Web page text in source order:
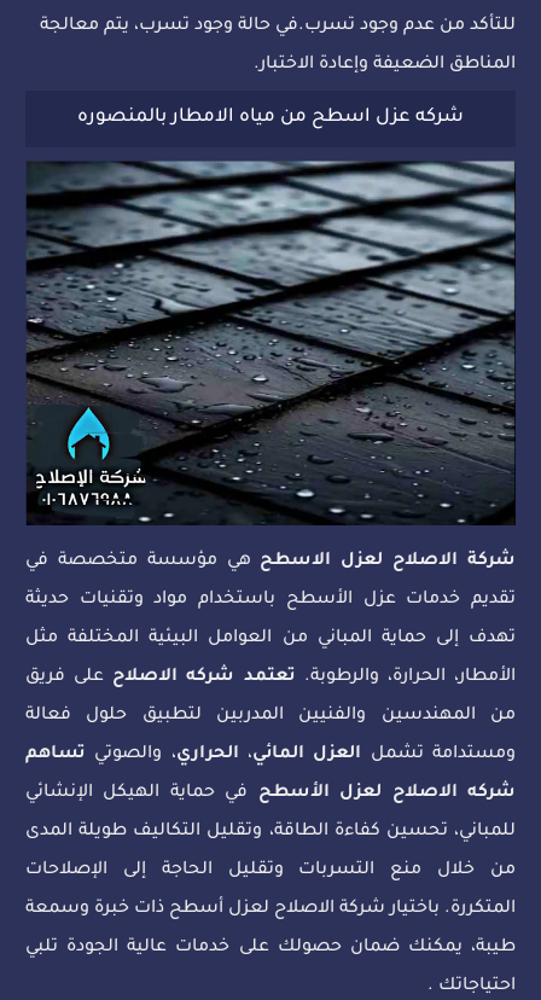
للتأكد من عدم وجود تسرب.في حالة وجود تسرب، يتم معالجة
المناطق الضعيفة وإعادة الاختبار.
شركه عزل اسطح من مياه الامطار بالمنصوره
شركة الاصلاح لعزل الاسطح هي مؤسسة متخصصة في
تقديم خدمات عزل الأسطح باستخدام مواد وتقنيات حديثة
تهدف إلى حماية المباني من العوامل البيئية المختلفة مثل
الأمطار، الحرارة، والرطوبة. تعتمد شركه الاصلاح على فريق
من المهندسين والفنيين المدربين لتطبيق حلول فعالة
ومستدامة تشمل العزل المائي، الحراري، والصوتي تساهم
شركه الاصلاح لعزل الأسطح في حماية الهيكل الإنشائي
للمباني، تحسين كفاءة الطاقة، وتقليل التكاليف طويلة المدى
من خلال منع التسربات وتقليل الحاجة إلى الإصلاحات
المتكررة. باختيار شركة الاصلاح لعزل أسطح ذات خبرة وسمعة
طيبة، يمكنك ضمان حصولك على خدمات عالية الجودة تلبي
احتياجاتك .